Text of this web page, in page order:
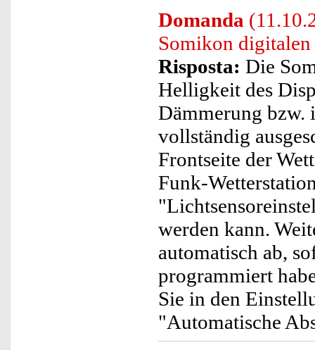
Domanda
Somikon
Risposta: Die
Helligkeit des
Dämmerung bzw.
vollständig
Frontseite der
Funk-
werden kann.
automatisch ab,
programmiert
Sie in den
"Automatische